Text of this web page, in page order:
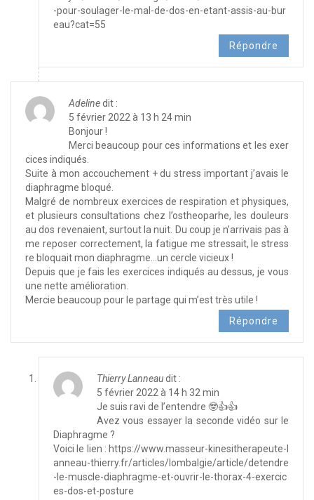
-pour-soulager-le-mal-de-dos-en-etant-assis-au-bur
eau?cat=55
Répondre
Adelinedit :
5 février 2022 à 13 h 24 min
Bonjour !
Merci beaucoup pour ces informations et les exer
cices indiqués.
Suite à mon accouchement + du stress important j’avais le
diaphragme bloqué.
Malgré de nombreux exercices de respiration et physiques,
et plusieurs consultations chez l’ostheoparhe, les douleurs
au dos revenaient, surtout la nuit. Du coup je n’arrivais pas à
me reposer correctement, la fatigue me stressait, le stress
re bloquait mon diaphragme…un cercle vicieux !
Depuis que je fais les exercices indiqués au dessus, je vous
une nette amélioration.
Mercie beaucoup pour le partage qui m’est très utile !
Répondre
Thierry Lanneaudit :
5 février 2022 à 14 h 32 min
Je suis ravi de l’entendre 🤓👍👍
Avez vous essayer la seconde vidéo sur le
Diaphragme ?
Voici le lien : https://www.masseur-kinesitherapeute-l
anneau-thierry.fr/articles/lombalgie/article/detendre
-le-muscle-diaphragme-et-ouvrir-le-thorax-4-exercic
es-dos-et-posture